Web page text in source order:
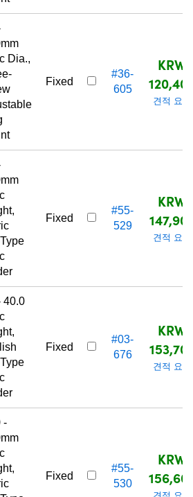
Dia.,
Fixed
#36-
605
KRW
견적 요청
Fixed
#55-
529
KRW
견적 요청
40.0
Fixed
#03-
676
KRW
견적 요청
-
Fixed
#55-
530
KRW